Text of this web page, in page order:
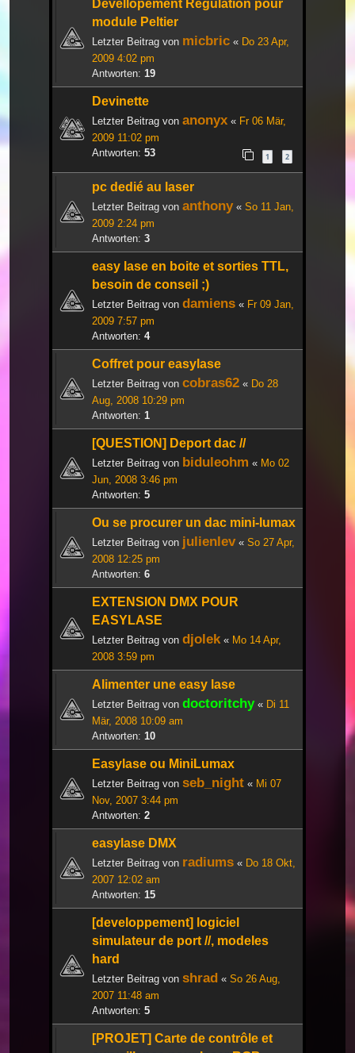
Devellopement Regulation pour
module Peltier
Letzter Beitrag von micbric « Do 23 Apr,
2009 4:02 pm
Antworten: 19
Devinette
Letzter Beitrag von anonyx « Fr 06 Mär,
2009 11:02 pm
Antworten: 53 1 2
pc dedié au laser
Letzter Beitrag von anthony« So 11 Jan,
2009 2:24 pm
Antworten: 3
easy lase en boite et sorties TTL,
besoin de conseil ;)
Letzter Beitrag von damiens « Fr 09 Jan,
2009 7:57 pm
Antworten: 4
Coffret pour easylase
Letzter Beitrag von cobras62 « Do 28
Aug, 2008 10:29 pm
Antworten: 1
[QUESTION] Deport dac //
Letzter Beitrag von biduleohm « Mo 02
Jun, 2008 3:46 pm
Antworten: 5
Ou se procurer un dac mini-lumax
Letzter Beitrag von julienlev« So 27 Apr,
2008 12:25 pm
Antworten: 6
EXTENSION DMX POUR
EASYLASE
Letzter Beitrag von djolek« Mo 14 Apr,
2008 3:59 pm
Alimenter une easy lase
Letzter Beitrag von doctoritchy« Di 11
Mär, 2008 10:09 am
Antworten: 10
Easylase ou MiniLumax
Letzter Beitrag von seb_night « Mi 07
Nov, 2007 3:44 pm
Antworten: 2
easylase DMX
Letzter Beitrag von radiums « Do 18 Okt,
2007 12:02 am
Antworten: 15
[developpement] logiciel
simulateur de port //, modeles
hard
Letzter Beitrag von shrad « So 26 Aug,
2007 11:48 am
Antworten: 5
[PROJET] Carte de contrôle et